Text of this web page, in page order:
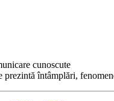
cunoscute
întâmplări,